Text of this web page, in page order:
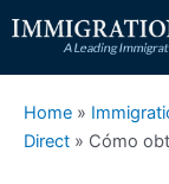
to
content
Home »
Direct » Cómo